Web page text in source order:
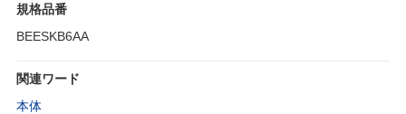
規格品番
BEESKB6AA
関連ワード
本体